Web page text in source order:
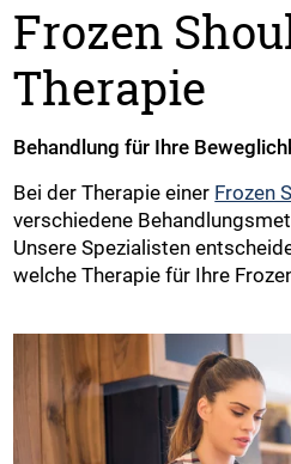
Frozen
Therapie
Behandlung für Ihre
Bei der Therapie einer Frozen
verschiedene
Unsere Spezialisten
welche Therapie für Ihre